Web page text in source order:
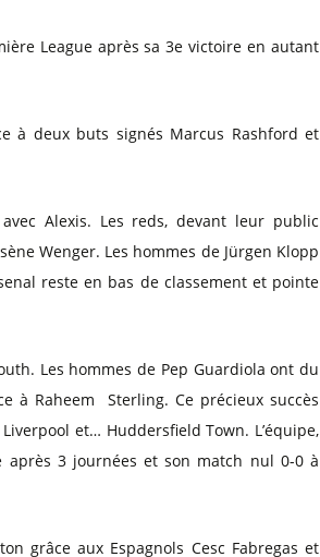
League après sa 3e victoire en autant
à deux buts signés Marcus Rashford et
Alexis. Les reds, devant leur public
Wenger. Les hommes de Jürgen Klopp
reste en bas de classement et pointe
Les hommes de Pep Guardiola ont du
à Raheem Sterling. Ce précieux succès
et… Huddersfield Town. L’équipe,
après 3 journées et son match nul 0-0 à
grâce aux Espagnols Cesc Fabregas et